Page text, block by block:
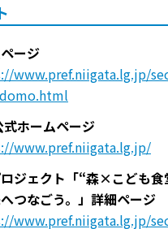
ージ
www.pref.niigata.lg.jp/
ホームページ
www.pref.niigata.lg.jp/
ジェクト「“森×こども食
つなごう。」詳細ページ
www.pref.niigata.lg.jp/